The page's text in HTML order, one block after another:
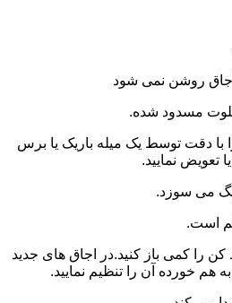
مسدود شده.
دقت توسط یک میله باریک یا برس
تعویض نمایید.
است.
را کمی باز کنید.در اجاق های جدید
هم خورده آن را تنظیم نمایید.